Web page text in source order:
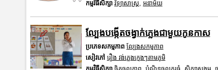
កម្មវិធីសិក្សា វិទ្យាសាស្រ្ត អនាម័យ
ល្បែងបង្កើតចង្វាក់ភ្លេងជាមួយកូនកាស
ប្រភេទសកម្មភាព ល្បែងសកម្មភាព
សៀវភៅ រឿង វង់ភ្លេងក្មេងៗតាមភូមិ